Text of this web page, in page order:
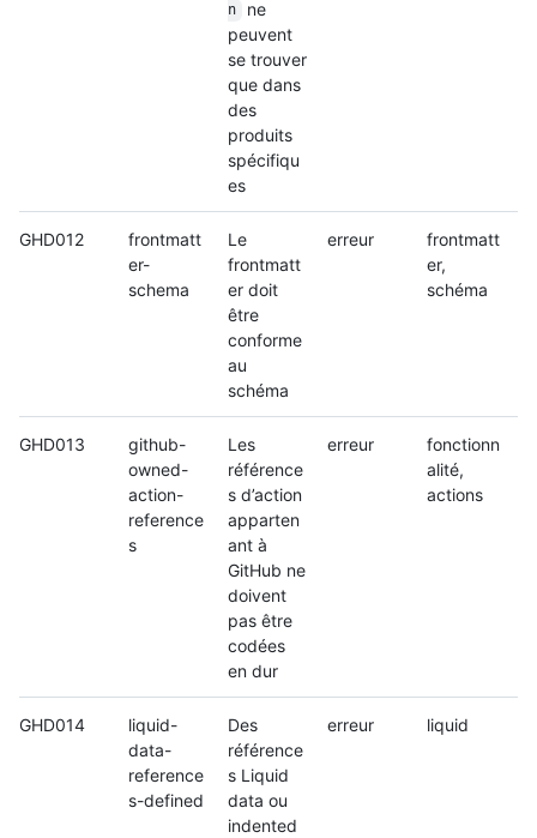
n
ne
peuvent
se trouver
que dans
des
produits
spécifiqu
es
GHD012
frontmatt
er-
schema
Le
frontmatt
er doit
être
conforme
au
schéma
erreur
frontmatt
er,
schéma
GHD013
github-
owned-
action-
reference
s
Les
référence
s d’action
apparten
ant à
GitHub ne
doivent
pas être
codées
en dur
erreur
fonctionn
alité,
actions
GHD014
liquid-
data-
reference
s-defined
Des
référence
s Liquid
data ou
indented
erreur liquid